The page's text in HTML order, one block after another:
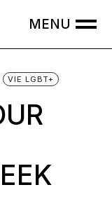
VIE LGBT+